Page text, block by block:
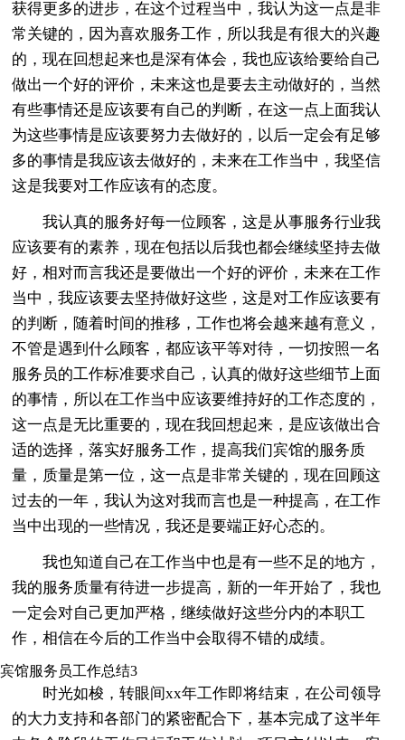
获得更多的进步，在这个过程当中，我认为这一点是非
常关键的，因为喜欢服务工作，所以我是有很大的兴趣
的，现在回想起来也是深有体会，我也应该给要给自己
做出一个好的评价，未来这也是要去主动做好的，当然
有些事情还是应该要有自己的判断，在这一点上面我认
为这些事情是应该要努力去做好的，以后一定会有足够
多的事情是我应该去做好的，未来在工作当中，我坚信
这是我要对工作应该有的态度。
我认真的服务好每一位顾客，这是从事服务行业我
应该要有的素养，现在包括以后我也都会继续坚持去做
好，相对而言我还是要做出一个好的评价，未来在工作
当中，我应该要去坚持做好这些，这是对工作应该要有
的判断，随着时间的推移，工作也将会越来越有意义，
不管是遇到什么顾客，都应该平等对待，一切按照一名
服务员的工作标准要求自己，认真的做好这些细节上面
的事情，所以在工作当中应该要维持好的工作态度的，
这一点是无比重要的，现在我回想起来，是应该做出合
适的选择，落实好服务工作，提高我们宾馆的服务质
量，质量是第一位，这一点是非常关键的，现在回顾这
过去的一年，我认为这对我而言也是一种提高，在工作
当中出现的一些情况，我还是要端正好心态的。
我也知道自己在工作当中也是有一些不足的地方，
我的服务质量有待进一步提高，新的一年开始了，我也
一定会对自己更加严格，继续做好这些分内的本职工
作，相信在今后的工作当中会取得不错的成绩。
宾馆服务员工作总结3
时光如梭，转眼间xx年工作即将结束，在公司领导
的大力支持和各部门的紧密配合下，基本完成了这半年